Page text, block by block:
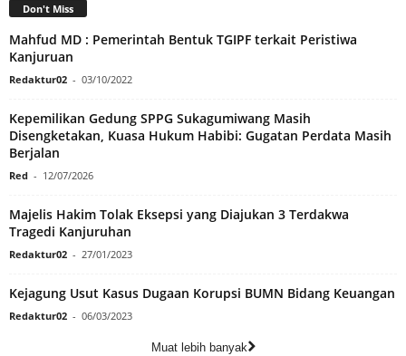
Don't Miss
Mahfud MD : Pemerintah Bentuk TGIPF terkait Peristiwa
Kanjuruan
Redaktur02 - 03/10/2022
Kepemilikan Gedung SPPG Sukagumiwang Masih
Disengketakan, Kuasa Hukum Habibi: Gugatan Perdata Masih
Berjalan
Red - 12/07/2026
Majelis Hakim Tolak Eksepsi yang Diajukan 3 Terdakwa
Tragedi Kanjuruhan
Redaktur02 - 27/01/2023
Kejagung Usut Kasus Dugaan Korupsi BUMN Bidang Keuangan
Redaktur02 - 06/03/2023
Muat lebih banyak